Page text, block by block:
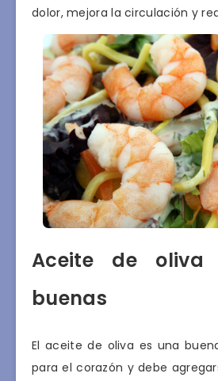
dolor, mejora la circulación y
Aceite de
buenas
El aceite de oliva es una
para el corazón y debe